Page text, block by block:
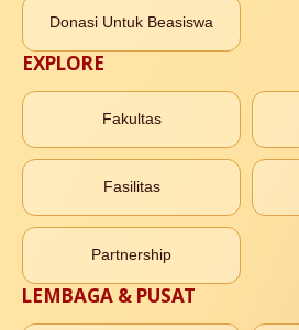
Donasi Untuk Beasiswa
EXPLORE
Fakultas
Fasilitas
Partnership
LEMBAGA & PUSAT